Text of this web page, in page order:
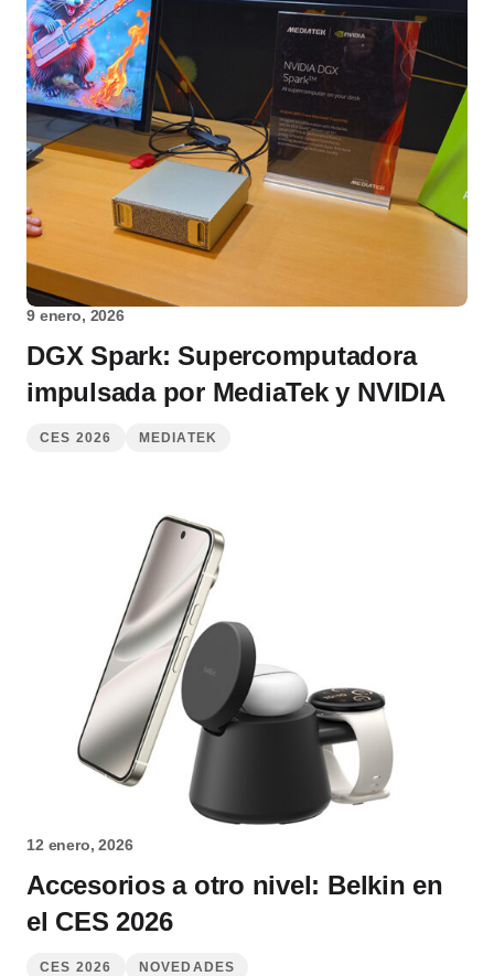
9 enero, 2026
DGX Spark: Supercomputadora
impulsada por MediaTek y NVIDIA
CES 2026 MEDIATEK
12 enero, 2026
Accesorios a otro nivel: Belkin en
el CES 2026
CES 2026 NOVEDADES